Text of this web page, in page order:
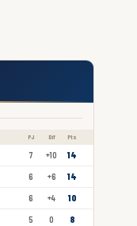
PJ Dif Pts
7 +10 14
6 +6 14
6 +4 10
5 0 8